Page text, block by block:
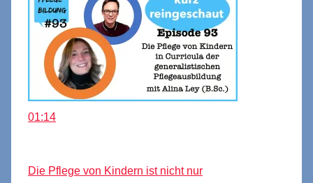
01:14
Die Pflege von Kindern ist nicht nur